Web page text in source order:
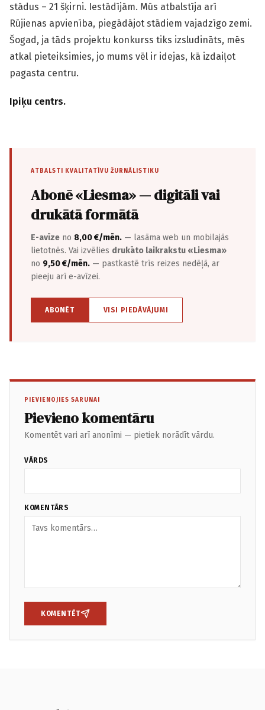
stādus – 21 šķirni. Iestādījām. Mūs atbalstīja arī
Rūjienas apvienība, piegādājot stādiem vajadzīgo zemi.
Šogad, ja tāds projektu konkurss tiks izsludināts, mēs
atkal pieteiksimies, jo mums vēl ir idejas, kā izdaiļot
pagasta centru.
Ipiķu centrs.
ATBALSTI KVALITATĪVU ŽURNĀLISTIKU
Abonē «Liesma» — digitāli vai
drukātā formātā
E-avīze no 8,00 €/mēn. — lasāma web un mobilajās
lietotnēs. Vai izvēlies drukāto laikrakstu «Liesma»
no 9,50 €/mēn. — pastkastē trīs reizes nedēļā, ar
pieeju arī e-avīzei.
ABONĒT VISI PIEDĀVĀJUMI
PIEVIENOJIES SARUNAI
Pievieno komentāru
Komentēt vari arī anonīmi — pietiek norādīt vārdu.
VĀRDS
KOMENTĀRS
KOMENTĒT